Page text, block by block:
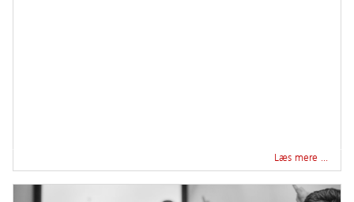
Læs mere …